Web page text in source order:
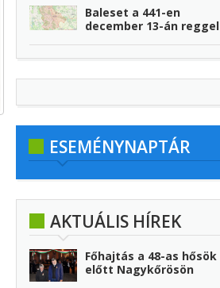
Baleset a 441-en
december 13-án reggel
ESEMÉNYNAPTÁR
AKTUÁLIS HÍREK
Főhajtás a 48-as hősök
előtt Nagykőrösön